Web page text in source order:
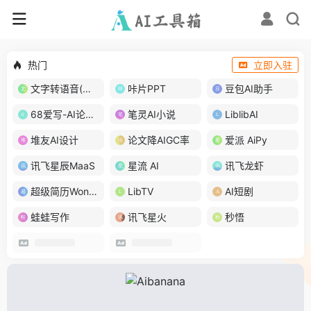
热门
立即入驻
文字转语音(琅琅配音)
咔片PPT 豆包AI助手
68爱写-AI论文写作 笔灵AI小说 LiblibAI
堆友AI设计 论文降AIGC率 爱派 AiPy
讯飞星辰MaaS 星流 AI 讯飞龙虾
超级简历WonderCV LibTV AI短剧
蛙蛙写作 讯飞星火 秒悟